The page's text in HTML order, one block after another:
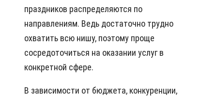
праздников распределяются по
направлениям. Ведь достаточно трудно
охватить всю нишу, поэтому проще
сосредоточиться на оказании услуг в
конкретной сфере.
В зависимости от бюджета, конкуренции,